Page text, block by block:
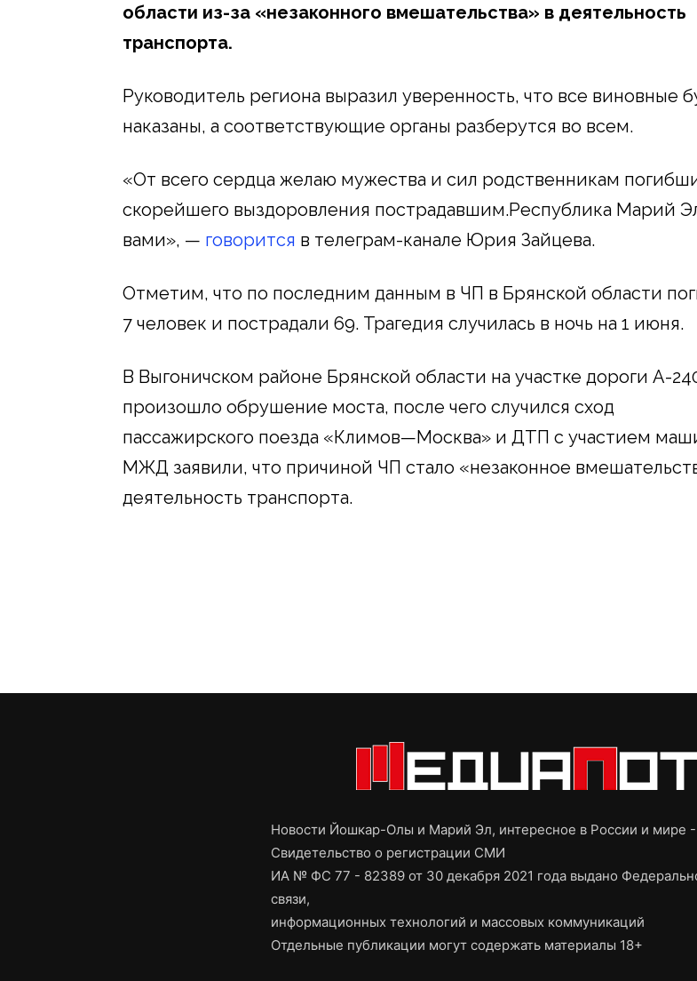
области из-за «незаконного вмешательства» в деятельность
транспорта.
Руководитель региона выразил уверенность, что все виновные
наказаны, а соответствующие органы разберутся во всем.
«От всего сердца желаю мужества и сил родственникам
скорейшего выздоровления пострадавшим.Республика Марий
вами», — говорится в телеграм-канале Юрия Зайцева.
Отметим, что по последним данным в ЧП в Брянской области
7 человек и пострадали 69. Трагедия случилась в ночь на 1 июня.
В Выгоничском районе Брянской области на участке дороги А-
произошло обрушение моста, после чего случился сход
пассажирского поезда «Климов—Москва» и ДТП с участием
МЖД заявили, что причиной ЧП стало «незаконное
деятельность транспорта.
Новости Йошкар-Олы и Марий Эл, интересное в России и мире
Свидетельство о регистрации СМИ
ИА № ФС 77 - 82389 от 30 декабря 2021 года выдано
связи,
информационных технологий и массовых коммуникаций
Отдельные публикации могут содержать материалы 18+